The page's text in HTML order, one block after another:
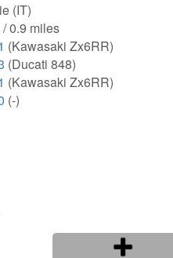
(IT)
/ 0.9 miles
(Kawasaki Zx6RR)
(Ducati 848)
(Kawasaki Zx6RR)
(-)